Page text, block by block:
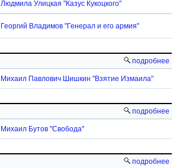
Людмила Улицкая "Казус Кукоцкого"
Георгий Владимов "Генерал и его армия"
подробнее
Михаил Павлович Шишкин "Взятие Измаила"
подробнее
Михаил Бутов "Свобода"
подробнее